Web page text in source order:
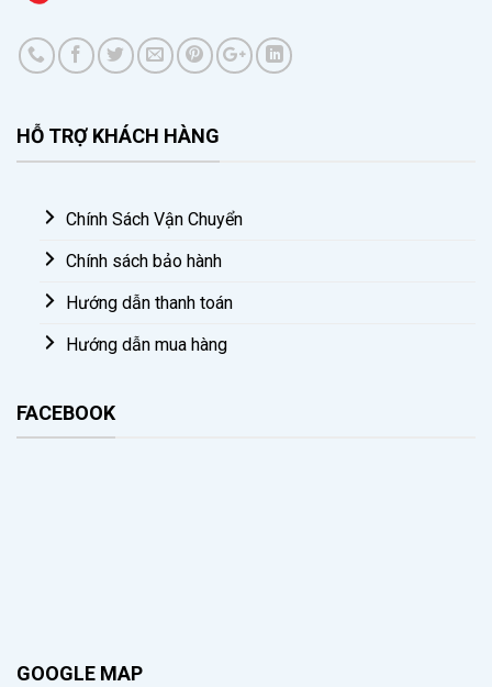
HỖ TRỢ KHÁCH HÀNG
Chính Sách Vận Chuyển
Chính sách bảo hành
Hướng dẫn thanh toán
Hướng dẫn mua hàng
FACEBOOK
GOOGLE MAP